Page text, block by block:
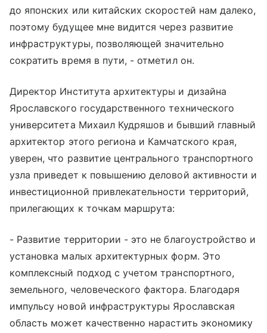
до японских или китайских скоростей нам далеко,
поэтому будущее мне видится через развитие
инфраструктуры, позволяющей значительно
сократить время в пути, - отметил он.
Директор Института архитектуры и дизайна
Ярославского государственного технического
университета Михаил Кудряшов и бывший главный
архитектор этого региона и Камчатского края,
уверен, что развитие центрального транспортного
узла приведет к повышению деловой активности и
инвестиционной привлекательности территорий,
прилегающих к точкам маршрута:
- Развитие территории - это не благоустройство и
установка малых архитектурных форм. Это
комплексный подход с учетом транспортного,
земельного, человеческого фактора. Благодаря
импульсу новой инфраструктуры Ярославская
область может качественно нарастить экономику